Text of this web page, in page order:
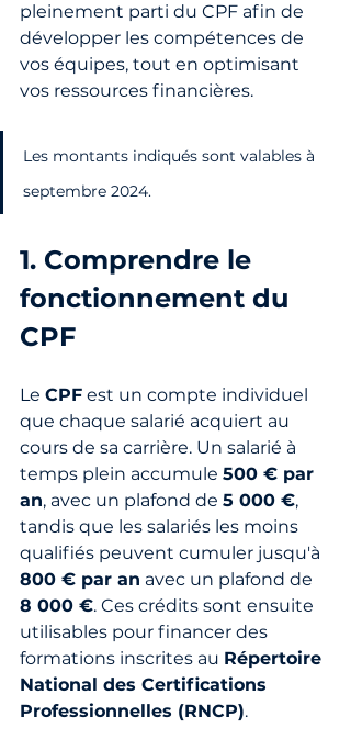
pleinement parti du CPF afin de
développer les compétences de
vos équipes, tout en optimisant
vos ressources financières.
Les montants indiqués sont valables à
septembre 2024.
1. Comprendre le
fonctionnement du
CPF
Le CPF est un compte individuel
que chaque salarié acquiert au
cours de sa carrière. Un salarié à
temps plein accumule 500 € par
an, avec un plafond de 5 000 €,
tandis que les salariés les moins
qualifiés peuvent cumuler jusqu'à
800 € par an avec un plafond de
8 000 €. Ces crédits sont ensuite
utilisables pour financer des
formations inscrites au Répertoire
National des Certifications
Professionnelles (RNCP).